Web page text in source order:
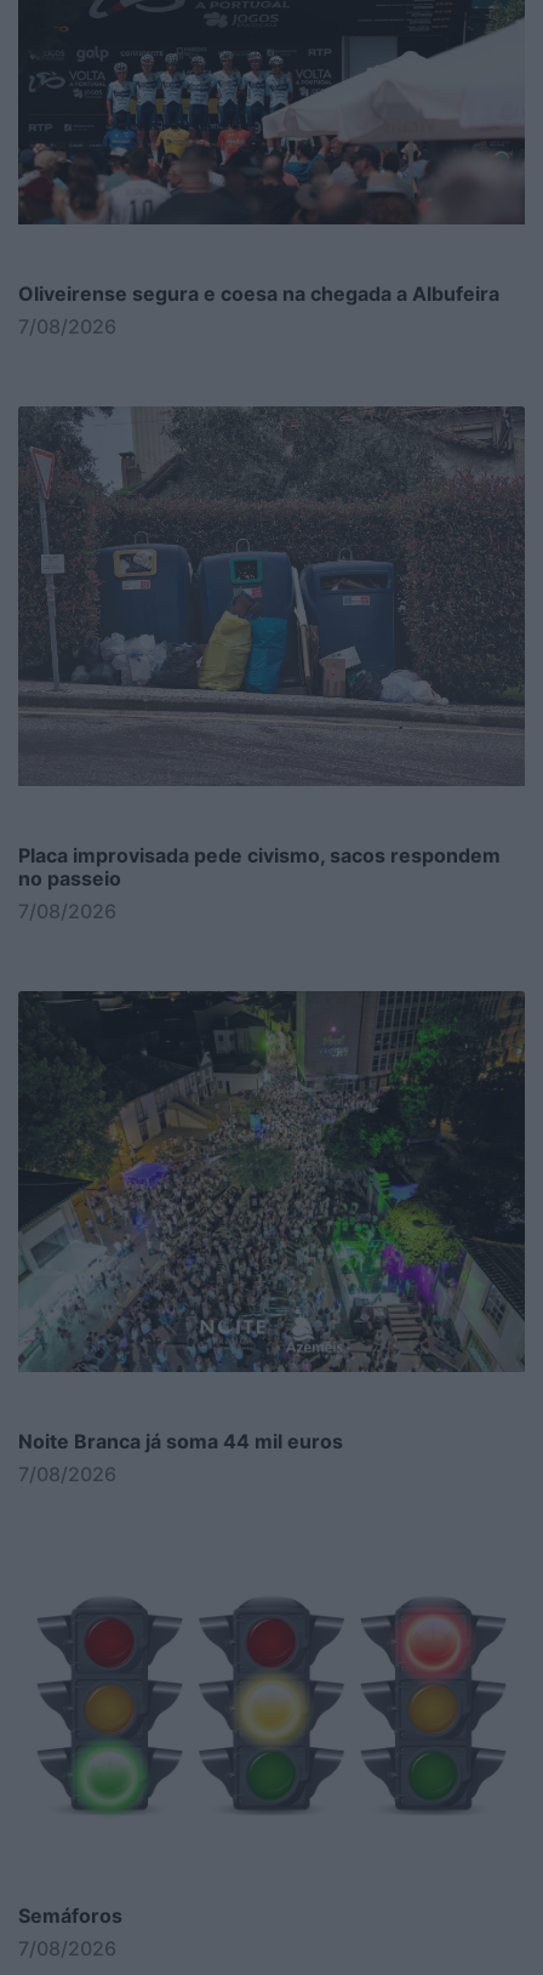
Oliveirense segura e coesa na chegada a Albufeira
7/08/2026
Placa improvisada pede civismo, sacos respondem
no passeio
7/08/2026
Noite Branca já soma 44 mil euros
7/08/2026
Semáforos
7/08/2026